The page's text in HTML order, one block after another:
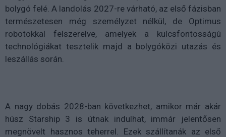
bolygó felé. A landolás 2027-re várható, az első fázisban
természetesen még személyzet nélkül, de Optimus
robotokkal felszerelve, amelyek a kulcsfontosságú
technológiákat tesztelik majd a bolygóközi utazás és
leszállás során.
A nagy dobás 2028-ban következhet, amikor már akár
húsz Starship 3 is útnak indulhat, immár jelentősen
megnövelt hasznos teherrel. Ezek szállítanák az első